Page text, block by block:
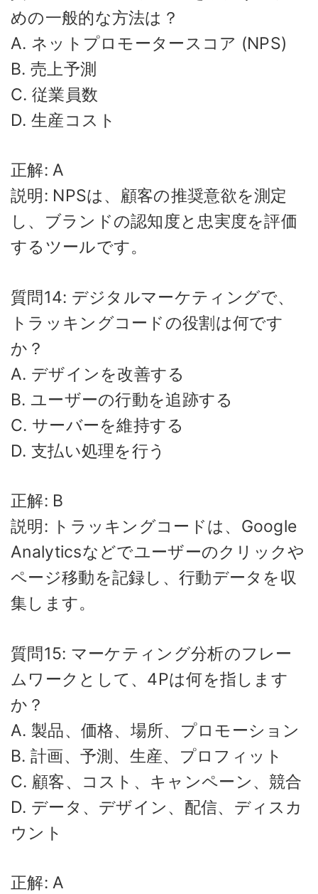
めの一般的な方法は？
A. ネットプロモータースコア (NPS)
B. 売上予測
C. 従業員数
D. 生産コスト
正解: A
説明: NPSは、顧客の推奨意欲を測定
し、ブランドの認知度と忠実度を評価
するツールです。
質問14: デジタルマーケティングで、
トラッキングコードの役割は何です
か？
A. デザインを改善する
B. ユーザーの行動を追跡する
C. サーバーを維持する
D. 支払い処理を行う
正解: B
説明: トラッキングコードは、Google
Analyticsなどでユーザーのクリックや
ページ移動を記録し、行動データを収
集します。
質問15: マーケティング分析のフレー
ムワークとして、4Pは何を指します
か？
A. 製品、価格、場所、プロモーション
B. 計画、予測、生産、プロフィット
C. 顧客、コスト、キャンペーン、競合
D. データ、デザイン、配信、ディスカ
ウント
正解: A